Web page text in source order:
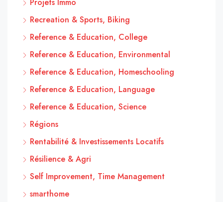
Projets Immo
Recreation & Sports, Biking
Reference & Education, College
Reference & Education, Environmental
Reference & Education, Homeschooling
Reference & Education, Language
Reference & Education, Science
Régions
Rentabilité & Investissements Locatifs
Résilience & Agri
Self Improvement, Time Management
smarthome